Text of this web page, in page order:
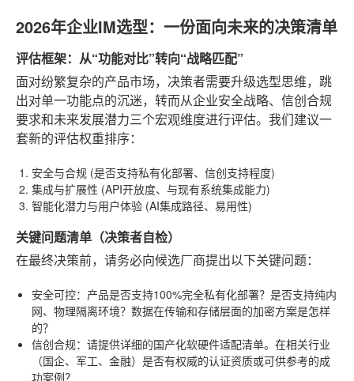
2026年企业IM选型：一份面向未来的决策清单
评估框架：从“功能对比”转向“战略匹配”
面对纷繁复杂的产品市场，决策者需要升级选型思维，跳
出对单一功能点的沉迷，转而从企业安全战略、信创合规
要求和未来发展潜力三个宏观维度进行评估。我们建议一
套新的评估权重排序：
安全与合规 (是否支持私有化部署、信创支持程度)
集成与扩展性 (API开放度、与现有系统集成能力)
智能化潜力与用户体验 (AI集成路径、易用性)
关键问题清单（决策者自检）
在最终决策前，请务必向候选厂商提出以下关键问题：
安全可控：产品是否支持100%完全私有化部署？是否支持纯内
网、物理隔离环境？数据在传输和存储层面的加密方案是怎样
的？
信创合规：请提供详细的国产化软硬件适配清单。在相关行业
（国企、军工、金融）是否有权威的认证资质或可供参考的成
功案例？